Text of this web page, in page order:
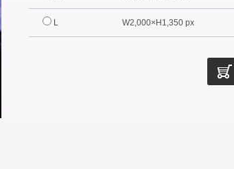
L W2,000×H1,350 px